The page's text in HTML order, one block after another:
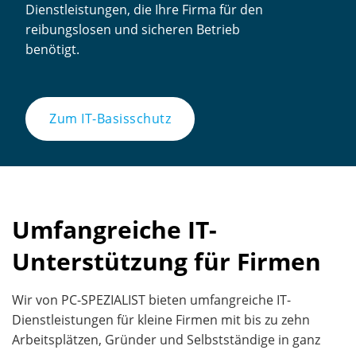
Dienstleistungen, die Ihre Firma für den
reibungslosen und sicheren Betrieb
benötigt.
Zum IT-Basisschutz
Umfangreiche IT-
Unterstützung für Firmen
Wir von PC-SPEZIALIST bieten umfangreiche IT-
Dienstleistungen für kleine Firmen mit bis zu zehn
Arbeitsplätzen, Gründer und Selbstständige in ganz